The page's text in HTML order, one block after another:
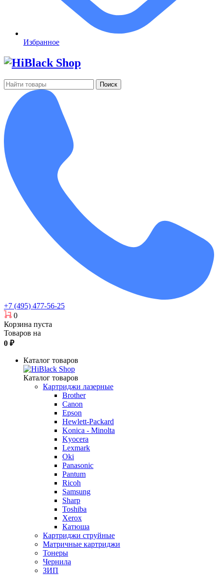
Избранное
Поиск
+7 (495) 477-56-25
0
Корзина пуста
Товаров на
0 ₽
Каталог товаров
Каталог товаров
Картриджи лазерные
Brother
Canon
Epson
Hewlett-Packard
Konica - Minolta
Kyocera
Lexmark
Oki
Panasonic
Pantum
Ricoh
Samsung
Sharp
Toshiba
Xerox
Катюша
Картриджи струйные
Матричные картриджи
Тонеры
Чернила
ЗИП